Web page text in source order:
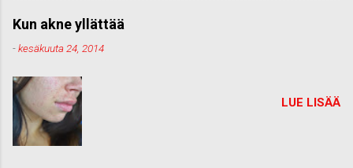
Kun akne yllättää
-kesäkuuta 24, 2014
LUE LISÄÄ